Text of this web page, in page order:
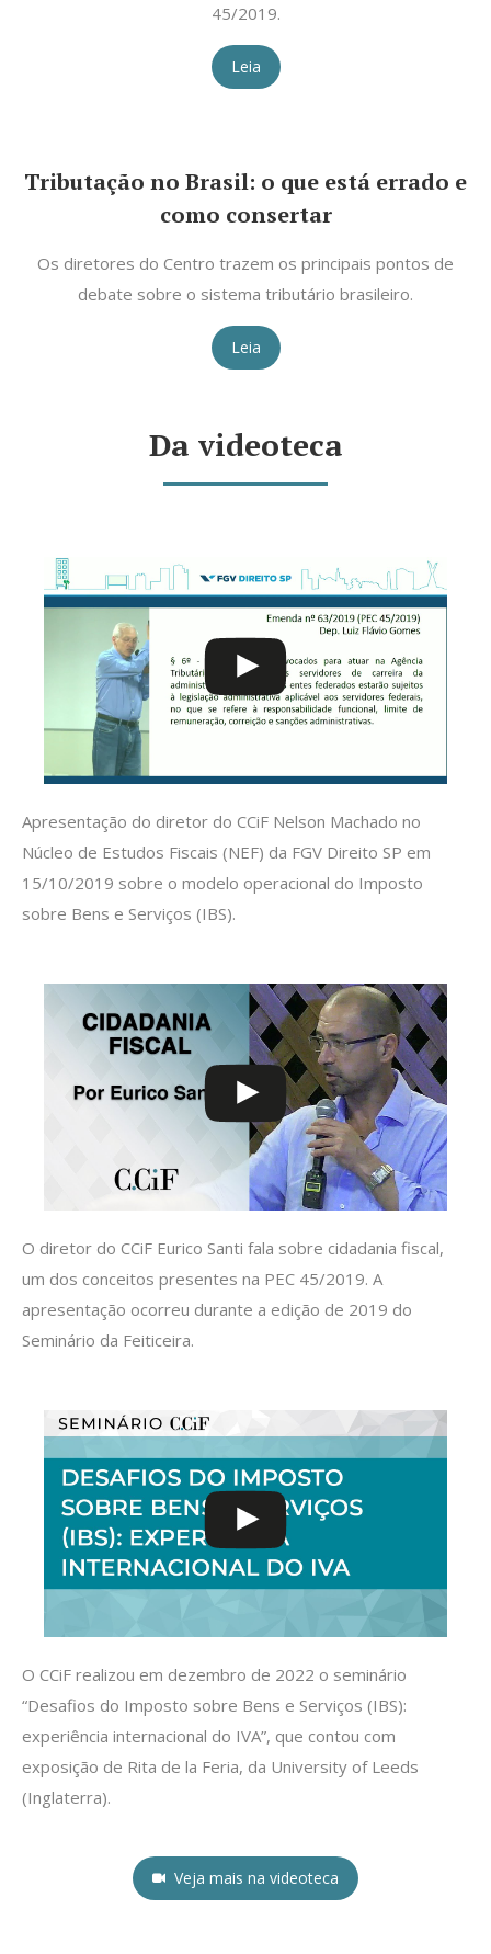
45/2019.
Leia
Tributação no Brasil: o que está errado e
como consertar
Os diretores do Centro trazem os principais pontos de
debate sobre o sistema tributário brasileiro.
Leia
Da videoteca
Apresentação do diretor do CCiF Nelson Machado no
Núcleo de Estudos Fiscais (NEF) da FGV Direito SP em
15/10/2019 sobre o modelo operacional do Imposto
sobre Bens e Serviços (IBS).
O diretor do CCiF Eurico Santi fala sobre cidadania fiscal,
um dos conceitos presentes na PEC 45/2019. A
apresentação ocorreu durante a edição de 2019 do
Seminário da Feiticeira.
O CCiF realizou em dezembro de 2022 o seminário
“Desafios do Imposto sobre Bens e Serviços (IBS):
experiência internacional do IVA”, que contou com
exposição de Rita de la Feria, da University of Leeds
(Inglaterra).
Veja mais na videoteca